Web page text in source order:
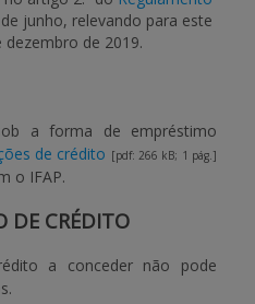
junho, relevando para este
de 2019.
a forma de empréstimo
de crédito [pdf: 266 kB; 1 pág.]
o IFAP.
DE CRÉDITO
a conceder não pode